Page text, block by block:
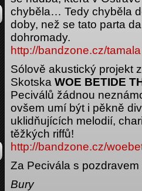
chyběla… Tedy chyběla
doby, než se tato parta
dohromady.
http://bandzone.cz/tamala
Sólově akustický projekt
Skotska WOE BETIDE
Peciválů žádnou
ovšem umí být i pěkně
uklidňujících melodií,
těžkých riffů!
http://bandzone.cz/
Za Pecivála s pozdravem
Bury